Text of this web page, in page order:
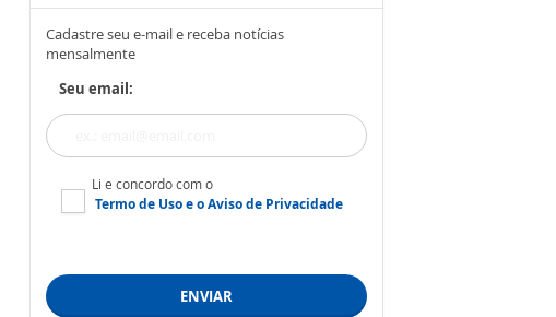
Cadastre seu e-mail e receba notícias
mensalmente
Seu email:
Li e concordo com o
Termo de Usoe oAviso de Privacidade
ENVIAR